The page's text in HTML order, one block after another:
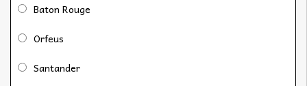
Baton Rouge
Orfeus
Santander